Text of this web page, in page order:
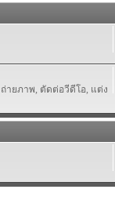
ายภาพ, ตัดต่อวีดีโอ, แต่ง